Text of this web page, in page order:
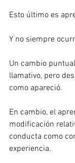
Esto último es
Y no siempre
Un cambio
llamativo, pero
como apareció.
En cambio, el
modificación
conducta como
experiencia.